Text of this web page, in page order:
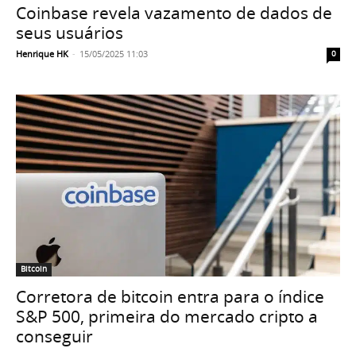
Coinbase revela vazamento de dados de
seus usuários
Henrique HK - 15/05/2025 11:03 0
Bitcoin
Corretora de bitcoin entra para o índice
S&P 500, primeira do mercado cripto a
conseguir